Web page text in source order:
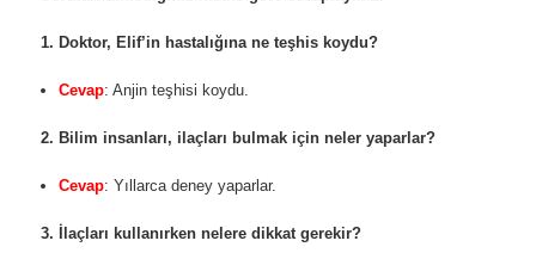
1. Doktor, Elif’in hastalığına ne teşhis koydu?
Cevap: Anjin teşhisi koydu.
2. Bilim insanları, ilaçları bulmak için neler yaparlar?
Cevap: Yıllarca deney yaparlar.
3. İlaçları kullanırken nelere dikkat gerekir?